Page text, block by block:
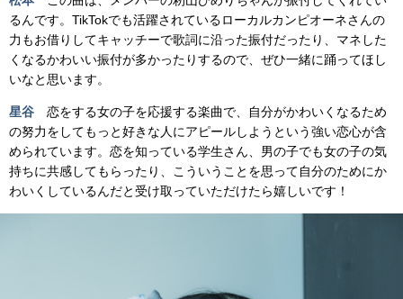
るんです。TikTokでも活躍されているローカルカンピオーネさんの
力もお借りしてキャッチーで歌詞に沿った振付だったり、マネした
くなるかわいい振付が多かったりするので、ぜひ一緒に踊ってほし
いなと思います。
星谷 恋をする女の子を応援する楽曲で、自分がかわいくなるため
の努力をしてもっと好きな人にアピールしようという強い恋心が含
められています。恋を知っている学生さん、男の子でも女の子の気
持ちに共感してもらったり、こういうことを思って自分のためにか
わいくしているんだと受け取っていただけたら嬉しいです！